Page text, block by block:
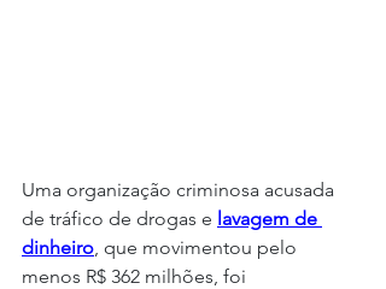
Uma organização criminosa acusada
de tráfico de drogas e lavagem de
dinheiro , que movimentou pelo
menos R$ 362 milhões, foi